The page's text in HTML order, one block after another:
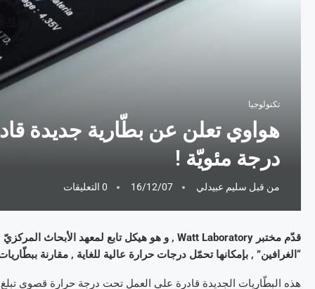
تكنولوجيا
درجة مئويّة !
من قبل سليم عبيدلي 16/12/07 0 التعليقات
“الغرافين” , بإمكانها تحمّل درجات حرارة عالية للغاية , مقارنة ببطّاريات